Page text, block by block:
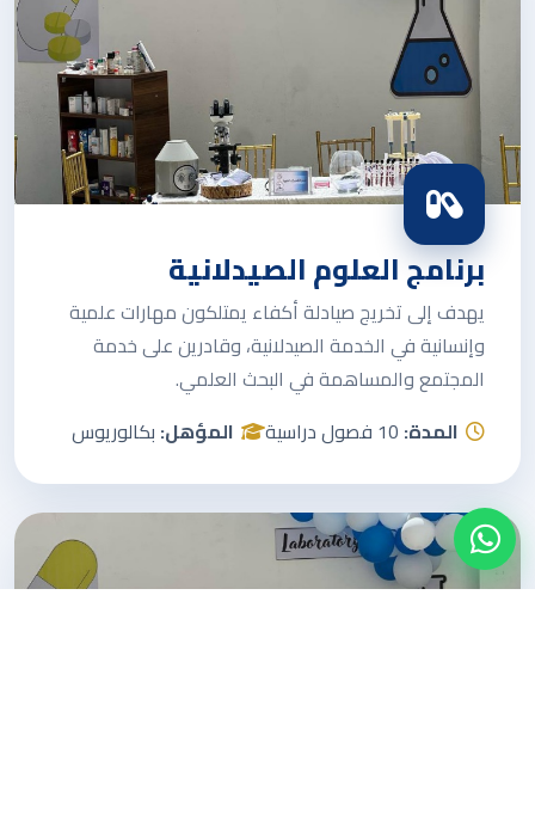
برنامج العلوم الصيدلانية
يهدف إلى تخريج صيادلة أكفاء يمتلكون مهارات علمية
وإنسانية في الخدمة الصيدلانية، وقادرين على خدمة
المجتمع والمساهمة في البحث العلمي.
المدة:10 فصول دراسية المؤهل:بكالوريوس